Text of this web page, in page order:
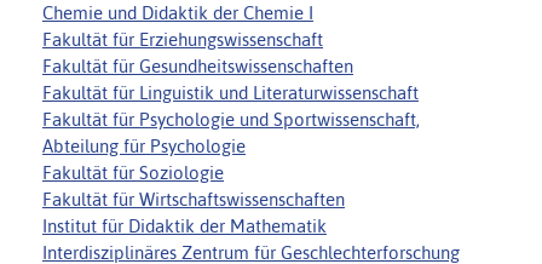
Chemie und Didaktik der Chemie I
Fakultät für Erziehungswissenschaft
Fakultät für Gesundheitswissenschaften
Fakultät für Linguistik und Literaturwissenschaft
Fakultät für Psychologie und Sportwissenschaft,
Abteilung für Psychologie
Fakultät für Soziologie
Fakultät für Wirtschaftswissenschaften
Institut für Didaktik der Mathematik
Interdisziplinäres Zentrum für Geschlechterforschung